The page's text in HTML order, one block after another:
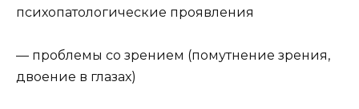
психопатологические проявления
— проблемы со зрением (помутнение зрения,
двоение в глазах)